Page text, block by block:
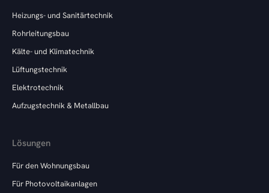
Heizungs- und Sanitärtechnik
Rohrleitungsbau
Kälte- und Klimatechnik
Lüftungstechnik
Elektrotechnik
Aufzugstechnik & Metallbau
Lösungen
Für den Wohnungsbau
Für Photovoltaikanlagen